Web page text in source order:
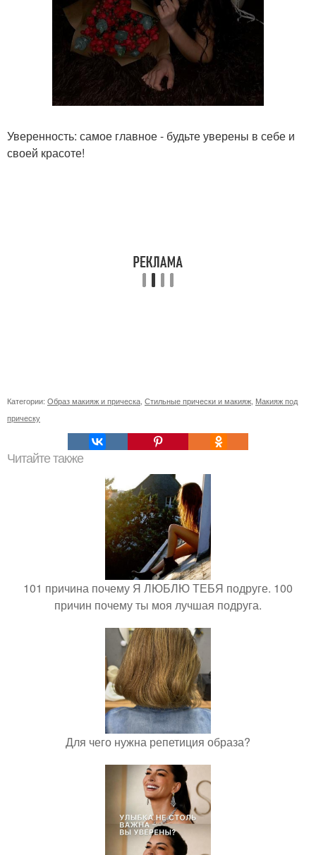
Уверенность: самое главное - будьте уверены в себе и
своей красоте!
Категории: Образ макияж и прическа, Стильные прически и макияж, Макияж под
прическу
Читайте также
101 причина почему Я ЛЮБЛЮ ТЕБЯ подруге. 100
причин почему ты моя лучшая подруга.
Для чего нужна репетиция образа?